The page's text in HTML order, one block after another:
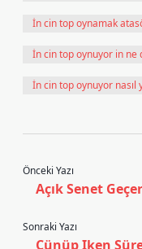
İn cin top oynamak
İn cin top oynuyor in ne
İn cin top oynuyor nasıl
Önceki Yazı
Açık Senet
Sonraki Yazı
Cünüp Iken